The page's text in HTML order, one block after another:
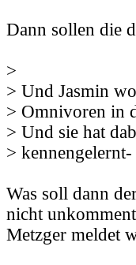
Dann sollen die
>
> Und Jasmin
> Omnivoren in
> Und sie hat
>
Was soll dann
nicht
Metzger meldet